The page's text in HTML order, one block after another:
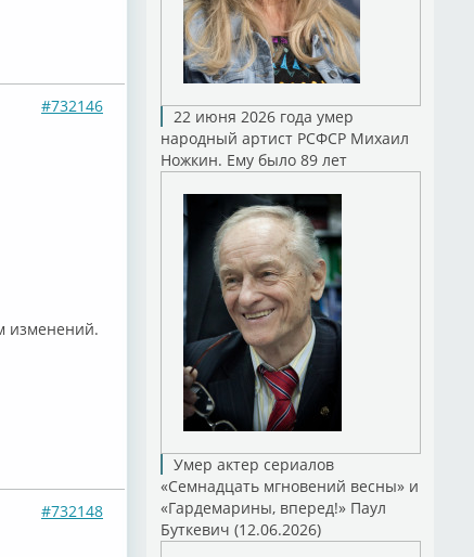
#732146
изменений.
#732148
22 июня 2026 года умер
народный артист РСФСР Михаил
Ножкин. Ему было 89 лет
Умер актер сериалов
«Семнадцать мгновений весны» и
«Гардемарины, вперед!» Паул
Буткевич (12.06.2026)